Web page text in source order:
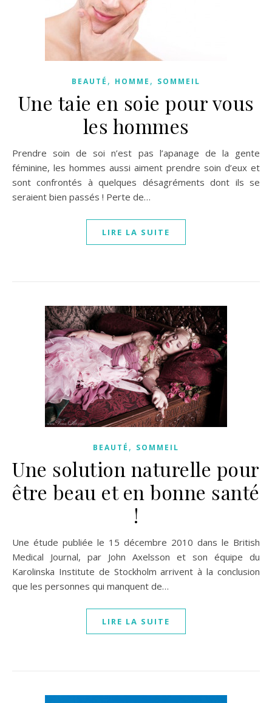
BEAUTÉ , HOMME , SOMMEIL
Une taie en soie pour vous
les hommes
Prendre soin de soi n’est pas l’apanage de la gente
féminine, les hommes aussi aiment prendre soin d’eux et
sont confrontés à quelques désagréments dont ils se
seraient bien passés ! Perte de…
LIRE LA SUITE
BEAUTÉ , SOMMEIL
Une solution naturelle pour
être beau et en bonne santé
!
Une étude publiée le 15 décembre 2010 dans le British
Medical Journal, par John Axelsson et son équipe du
Karolinska Institute de Stockholm arrivent à la conclusion
que les personnes qui manquent de…
LIRE LA SUITE